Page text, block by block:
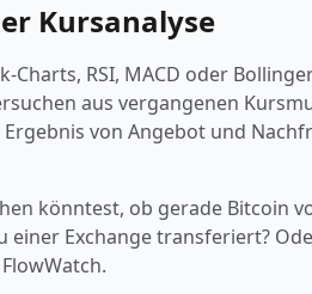
Kursanalyse
Charts, RSI, MACD oder
aus vergangenen
von Angebot und
könntest, ob gerade Bitcoin
einer Exchange transferiert?